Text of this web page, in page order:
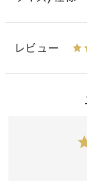
レビュー